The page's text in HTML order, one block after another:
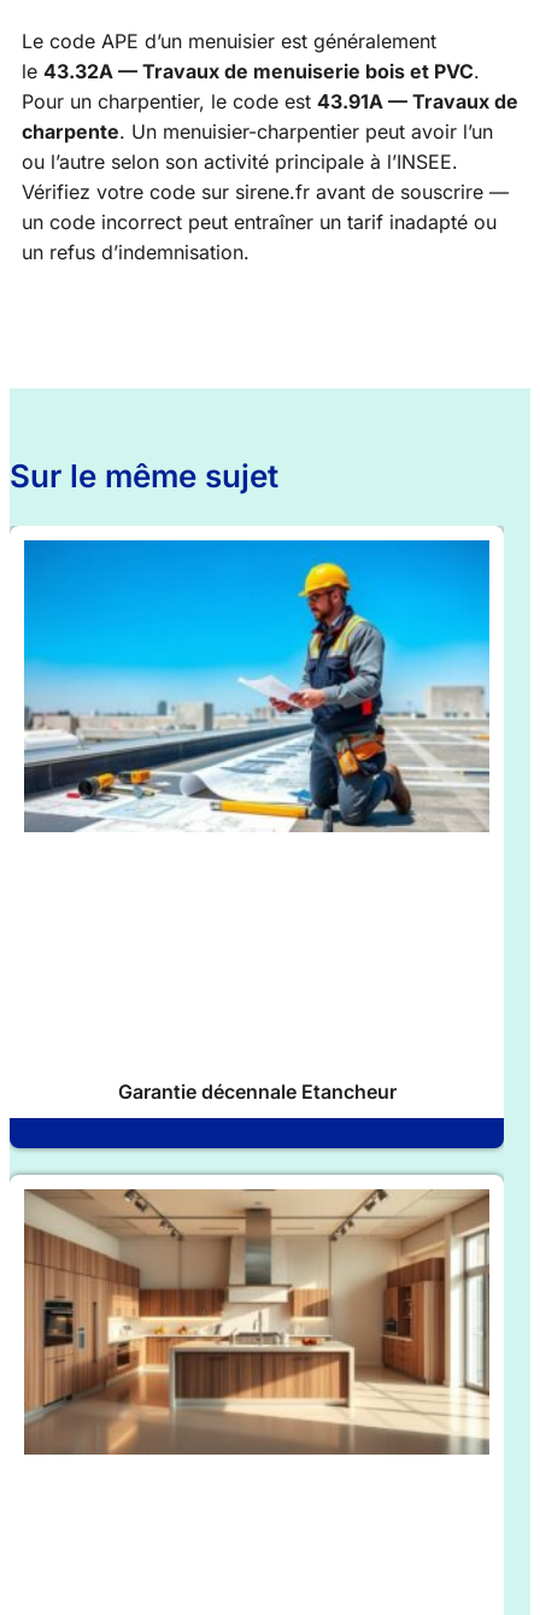
Le code APE d’un menuisier est généralement
le 43.32A — Travaux de menuiserie bois et PVC.
Pour un charpentier, le code est 43.91A — Travaux de
charpente. Un menuisier-charpentier peut avoir l’un
ou l’autre selon son activité principale à l’INSEE.
Vérifiez votre code sur sirene.fr avant de souscrire —
un code incorrect peut entraîner un tarif inadapté ou
un refus d’indemnisation.
Sur le même sujet
Garantie décennale Etancheur